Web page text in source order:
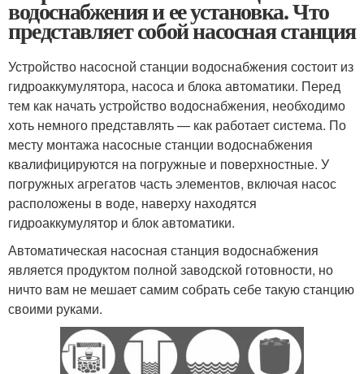
водоснабжения и ее установка. Что
представляет собой насосная станция
Устройство насосной станции водоснабжения состоит из
гидроаккумулятора, насоса и блока автоматики. Перед
тем как начать устройство водоснабжения, необходимо
хоть немного представлять — как работает система. По
месту монтажа насосные станции водоснабжения
квалифицируются на погружные и поверхностные. У
погружных агрегатов часть элементов, включая насос
расположены в воде, наверху находятся
гидроаккумулятор и блок автоматики.
Автоматическая насосная станция водоснабжения
является продуктом полной заводской готовности, но
ничто вам не мешает самим собрать себе такую станцию
своими руками.